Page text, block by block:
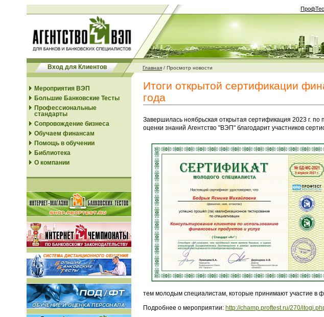
Вход для Клиентов Главная / Просмотр новости
Мероприятия ВЭП
Большие Банковские Тесты
Профессиональные
стандарты
Сопровождение бизнеса
Обучаем финансам
Помощь в обучении
Библиотека
О компании
Итоги открытой сертификации
года
Завершилась ноябрьская открытая сертификация 2023 г.
оценки знаний Агентство "ВЭП" благодарит участников
тем молодым специалистам, которые принимают участие в
Подробнее о мероприятии: http://champ.proftest.ru/270/